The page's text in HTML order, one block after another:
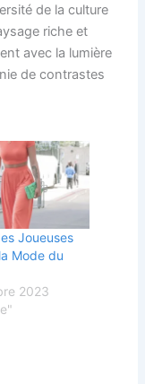
de la culture
riche et
avec la lumière
de contrastes
Joueuses
Mode du
2023